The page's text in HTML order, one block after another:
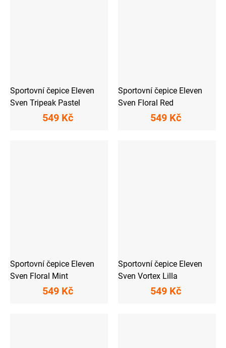
Sportovní čepice Eleven
Sven Tripeak Pastel
549 Kč
Sportovní čepice Eleven
Sven Floral Red
549 Kč
Sportovní čepice Eleven
Sven Floral Mint
549 Kč
Sportovní čepice Eleven
Sven Vortex Lilla
549 Kč